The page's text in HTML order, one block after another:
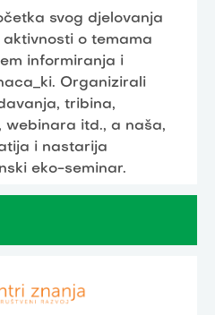
svog djelovanja
o temama
informiranja i
Organizirali
tribina,
itd., a naša,
i nastarija
eko-seminar.